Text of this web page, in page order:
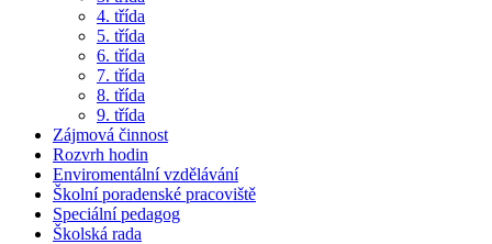
4. třída
5. třída
6. třída
7. třída
8. třída
9. třída
Zájmová činnost
Rozvrh hodin
Enviromentální vzdělávání
Školní poradenské pracoviště
Speciální pedagog
Školská rada